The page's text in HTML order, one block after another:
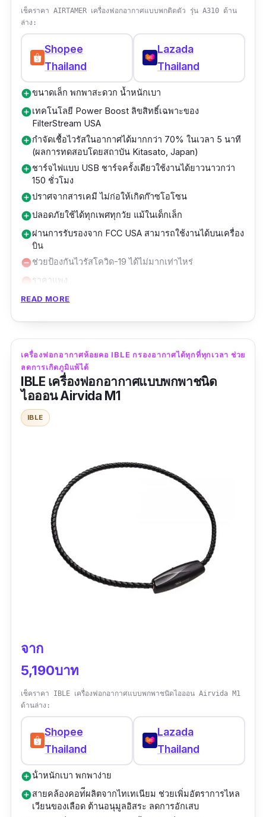
เช็คราคา AIRTAMER เครื่องฟอกอากาศแบบพกติดตัว รุ่น A310 ด้าน
ล่าง:
Shopee
Thailand
Lazada
Thailand
add_circleขนาดเล็ก พกพาสะดวก น้ำหนักเบา
add_circleเทคโนโลยี Power Boost ลิขสิทธิ์เฉพาะของ
FilterStream USA
add_circleกำจัดเชื้อไวรัสในอากาศได้มากกว่า 70% ในเวลา 5 นาที
(ผลการทดสอบโดยสถาบัน Kitasato, Japan)
add_circleชาร์จไฟแบบ USB ชาร์จครั้งเดียวใช้งานได้ยาวนาวกว่า
150 ชั่วโมง
add_circleปราศจากสารเคมี ไม่ก่อให้เกิดก๊าซโอโซน
add_circleปลอดภัยใช้ได้ทุกเพศทุกวัย แม้ในเด็กเล็ก
add_circleผ่านการรับรองจาก FCC USA สามารถใช้งานได้บนเครื่อง
บิน
remove_circleช่วยป้องกันไวรัสโควิด-19 ได้ไม่มากเท่าไหร่
remove_circle ราคาแพง
สำหรับใครมองหาเครื่องฟอกอากาศแบบพกพาที่
เครื่องฟอกอากาศแบบพกติดตัว จากแบรนด์
AirTamer โดดเด่นด้วยเทคโนโลยีชั้นยอดจาก
อเมริกา สามารถฟอกอากาศในระยะลมหายใจ
หรือประมาณ 3 ฟุต ได้อย่างดีเยี่ยม ใช้งานง่าย พก
พาสะดวก เพียงสวมไว้ที่คอ หรือวางไว้ใกล้ ๆ จุดที่
สูงอายุ ผู้เป็นภูมิแพ้ ไปในที่สาธารณะที่เสี่ยงต่อการ
ติดเชื้อทางเดินหายใจ ราคาค่อนข้างสูงแต่มา
พร้อมประสิทธิภาพสูง นับว่าเป็นรุ่นที่คุ้มกับการ
ลงทุนมาก ๆ เลยค่ะ
ชอบค่ะ ซื้อมาใช้เพราะทำให้ไม่มีปัญหาคัด
จมูกมากวนใจเพราะแพ้อากาศ ฝุ่น ควัน แล้วคัด
จมูกแสบตา น่าหงุดหงิดมาก ๆ ทำอะไรได้ไม่เต็มที่
READ MORE
เครื่องฟอกอากาศห้อยคอ IBLE กรองอากาศได้ทุกที่ทุกเวลา ช่วย
ลดการเกิดภูมิแพ้ได้
IBLE เครื่องฟอกอากาศแบบพกพาชนิด
ไอออน Airvida M1
IBLE
จาก
5,190บาท
เช็คราคา IBLE เครื่องฟอกอากาศแบบพกพาชนิดไอออน Airvida M1
ด้านล่าง:
Shopee
Thailand
Lazada
Thailand
add_circleน้ําหนักเบา พกพาง่าย
add_circleสายคล้องคอท่ีผลิตจากไทเทเนียม ช่วยเพิ่มอัตราการไหล
เวียนของเลือด ต้านอนุมูลอิสระ ลดการอักเสบ